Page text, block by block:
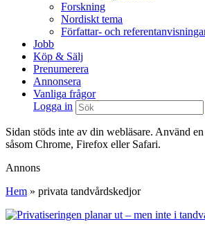
Forskning
Nordiskt tema
Författar- och
Jobb
Köp & Sälj
Prenumerera
Annonsera
Vanliga frågor
Logga in
Sidan stöds inte av din webläsare. Använd
såsom Chrome, Firefox eller Safari.
Annons
Hem » privata tandvårdskedjor